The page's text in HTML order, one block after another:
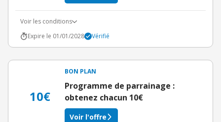
Voir les conditions
Expire le 01/01/2028
Vérifié
10€
BON PLAN
Programme de parrainage :
obtenez chacun 10€
Voir l'offre